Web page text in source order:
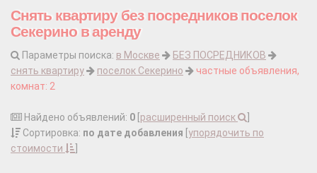
Снять квартиру без посредников поселок
Секерино в аренду
Параметры поиска: в Москве
БЕЗ ПОСРЕДНИКОВ
снять квартиру
поселок Секерино
частные объявления,
комнат: 2
Найдено объявлений: 0 расширенный поиск
Сортировка: по дате добавления упорядочить по
стоимости